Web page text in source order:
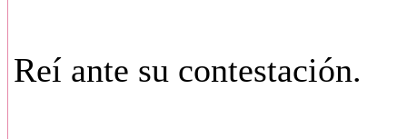
Reí ante su contestación.